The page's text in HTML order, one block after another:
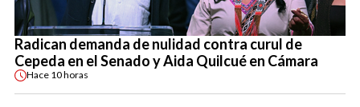
Radican demanda de nulidad contra curul de
Cepeda en el Senado y Aida Quilcué en Cámara
Hace 10 horas